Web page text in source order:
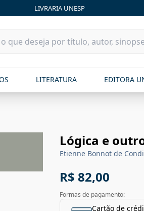
LIVRARIA UNESP
LITERATURA EDITORA
Lógica e
Etienne Bonnot de
R$ 82,00
Formas de pagamento:
Cartão de